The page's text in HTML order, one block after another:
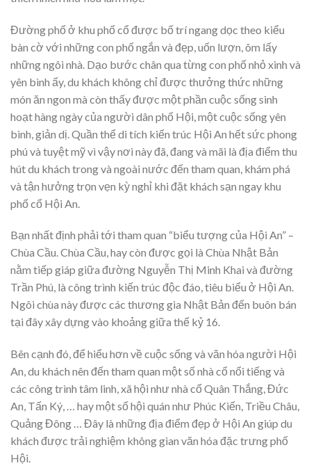
Đường phố ở khu phố cổ được bố trí ngang dọc theo kiểu
bàn cờ với những con phố ngắn và đẹp, uốn lượn, ôm lấy
những ngôi nhà. Dạo bước chân qua từng con phố nhỏ xinh và
yên bình ấy, du khách không chỉ được thưởng thức những
món ăn ngon mà còn thấy được một phần cuộc sống sinh
hoạt hàng ngày của người dân phố Hội, một cuộc sống yên
bình, giản dị. Quần thể di tích kiến trúc Hội An hết sức phong
phú và tuyệt mỹ vì vậy nơi này đã, đang và mãi là địa điểm thu
hút du khách trong và ngoài nước đến tham quan, khám phá
và tận hưởng trọn vẹn kỳ nghỉ khi đặt khách sạn ngay khu
phố cổ Hội An.
Bạn nhất định phải tới tham quan “biểu tượng của Hội An” –
Chùa Cầu. Chùa Cầu, hay còn được gọi là Chùa Nhật Bản
nằm tiếp giáp giữa đường Nguyễn Thị Minh Khai và đường
Trần Phú, là công trình kiến trúc độc đáo, tiêu biểu ở Hội An.
Ngôi chùa này được các thương gia Nhật Bản đến buôn bán
tại đây xây dựng vào khoảng giữa thế kỷ 16.
Bên cạnh đó, để hiểu hơn về cuộc sống và văn hóa người Hội
An, du khách nên đến tham quan một số nhà cổ nổi tiếng và
các công trình tâm linh, xã hội như nhà cổ Quân Thắng, Đức
An, Tấn Ký, … hay một số hội quán như Phúc Kiến, Triều Châu,
Quảng Đông … Đây là những địa điểm đẹp ở Hội An giúp du
khách được trải nghiệm không gian văn hóa đặc trưng phố
Hội.